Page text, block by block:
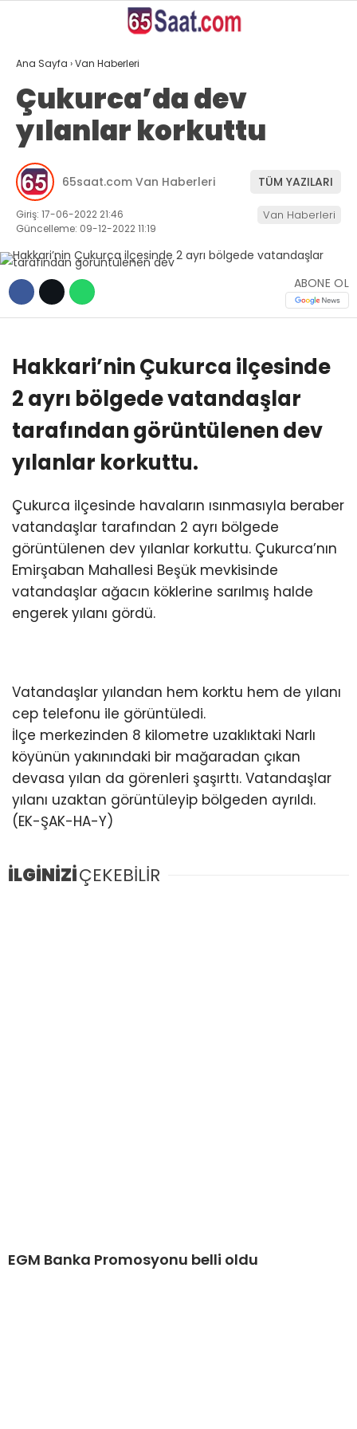
Hattı
Facebook
Youtube
22.4
ANASAYFA
VAN
BÖLGE
GÜNDEM
EKONOMİ
SİYASET
SAĞLIK
SPOR
TEKNOLOJİ
Ana Sayfa ›Van Haberleri
Çukurca’da dev
yılanlar korkuttu
65saat.com Van Haberleri TÜM YAZILARI
Giriş: 17-06-2022 21:46
Güncelleme: 09-12-2022 11:19
Van Haberleri
ABONE OL
Hakkari’nin Çukurca ilçesinde
2 ayrı bölgede vatandaşlar
tarafından görüntülenen dev
yılanlar korkuttu.
Çukurca ilçesinde havaların ısınmasıyla beraber
vatandaşlar tarafından 2 ayrı bölgede
görüntülenen dev yılanlar korkuttu. Çukurca’nın
Emirşaban Mahallesi Beşük mevkisinde
vatandaşlar ağacın köklerine sarılmış halde
engerek yılanı gördü.
Vatandaşlar yılandan hem korktu hem de yılanı
cep telefonu ile görüntüledi.
İlçe merkezinden 8 kilometre uzaklıktaki Narlı
köyünün yakınındaki bir mağaradan çıkan
devasa yılan da görenleri şaşırttı. Vatandaşlar
yılanı uzaktan görüntüleyip bölgeden ayrıldı.
(EK-ŞAK-HA-Y)
İLGİNİZİÇEKEBİLİR
EGM Banka Promosyonu belli oldu